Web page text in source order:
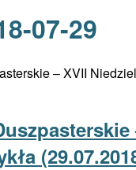
07-29